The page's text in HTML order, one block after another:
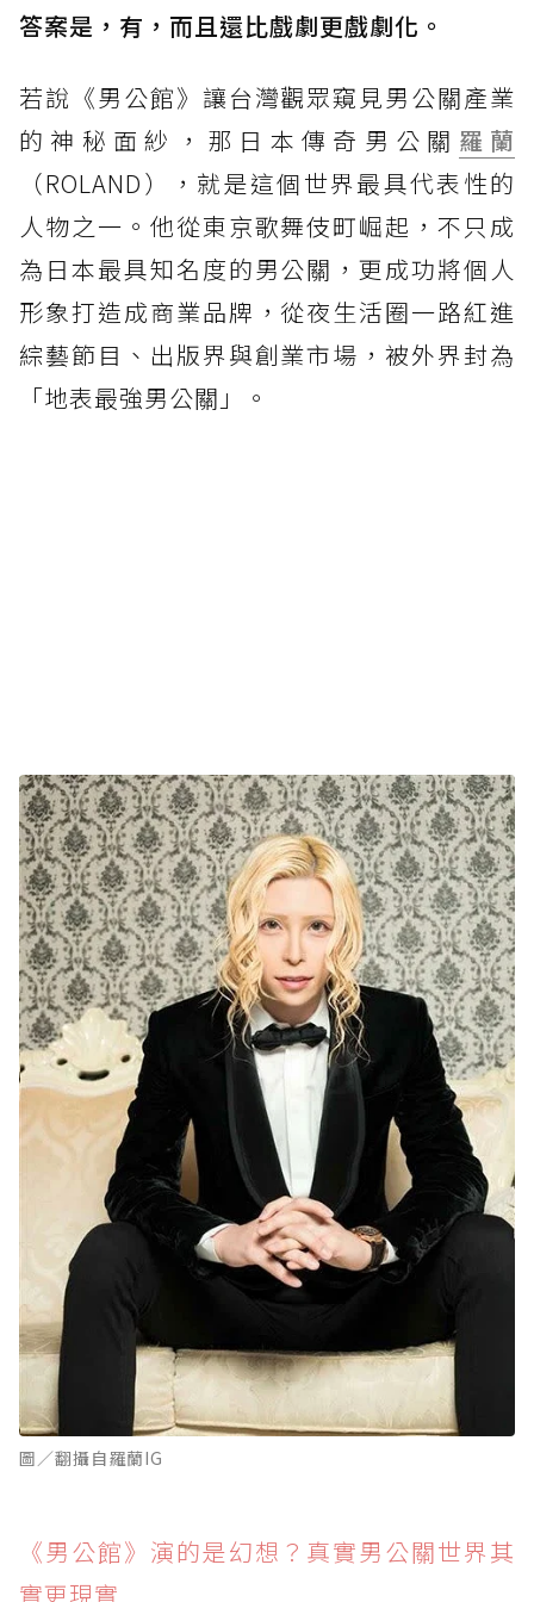
答案是，有，而且還比戲劇更戲劇化。
若說《男公館》讓台灣觀眾窺見男公關產業
的神秘面紗，那日本傳奇男公關 羅蘭
（ROLAND），就是這個世界最具代表性的
人物之一。他從東京歌舞伎町崛起，不只成
為日本最具知名度的男公關，更成功將個人
形象打造成商業品牌，從夜生活圈一路紅進
綜藝節目、出版界與創業市場，被外界封為
「地表最強男公關」。
圖／翻攝自羅蘭IG
《男公館》演的是幻想？真實男公關世界其
實更現實